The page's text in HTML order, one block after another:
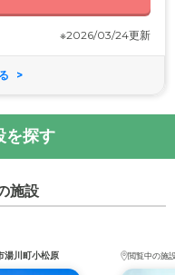
※2026/03/24更新
を探す
施設
湯川町小松原 閲覧中の施